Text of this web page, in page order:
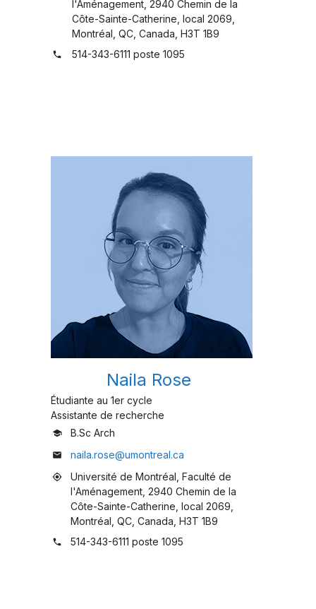
l'Aménagement, 2940 Chemin de la
Côte-Sainte-Catherine, local 2069,
Montréal, QC, Canada, H3T 1B9
phone 514-343-6111 poste 1095
Naila Rose
Étudiante au 1er cycle
Assistante de recherche
school B.Sc Arch
mail naila.rose@umontreal.ca
my_location
Université de Montréal, Faculté de
l'Aménagement, 2940 Chemin de la
Côte-Sainte-Catherine, local 2069,
Montréal, QC, Canada, H3T 1B9
phone 514-343-6111 poste 1095